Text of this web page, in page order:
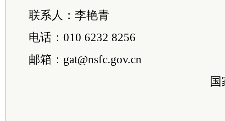
联系人：李艳青
电话：010 6232 8256
邮箱：gat@nsfc.gov.cn
国